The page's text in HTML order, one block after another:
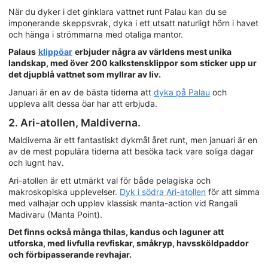
När du dyker i det ginklara vattnet runt Palau kan du se
imponerande skeppsvrak, dyka i ett utsatt naturligt hörn i havet
och hänga i strömmarna med otaliga mantor.
Palaus klippöar erbjuder några av världens mest unika
landskap, med över 200 kalkstensklippor som sticker upp ur
det djupblå vattnet som myllrar av liv.
Januari är en av de bästa tiderna att dyka på Palau och
uppleva allt dessa öar har att erbjuda.
2. Ari-atollen, Maldiverna.
Maldiverna är ett fantastiskt dykmål året runt, men januari är en
av de mest populära tiderna att besöka tack vare soliga dagar
och lugnt hav.
Ari-atollen är ett utmärkt val för både pelagiska och
makroskopiska upplevelser. Dyk i södra Ari-atollen för att simma
med valhajar och upplev klassisk manta-action vid Rangali
Madivaru (Manta Point).
Det finns också många thilas, kandus och laguner att
utforska, med livfulla revfiskar, småkryp, havssköldpaddor
och förbipasserande revhajar.